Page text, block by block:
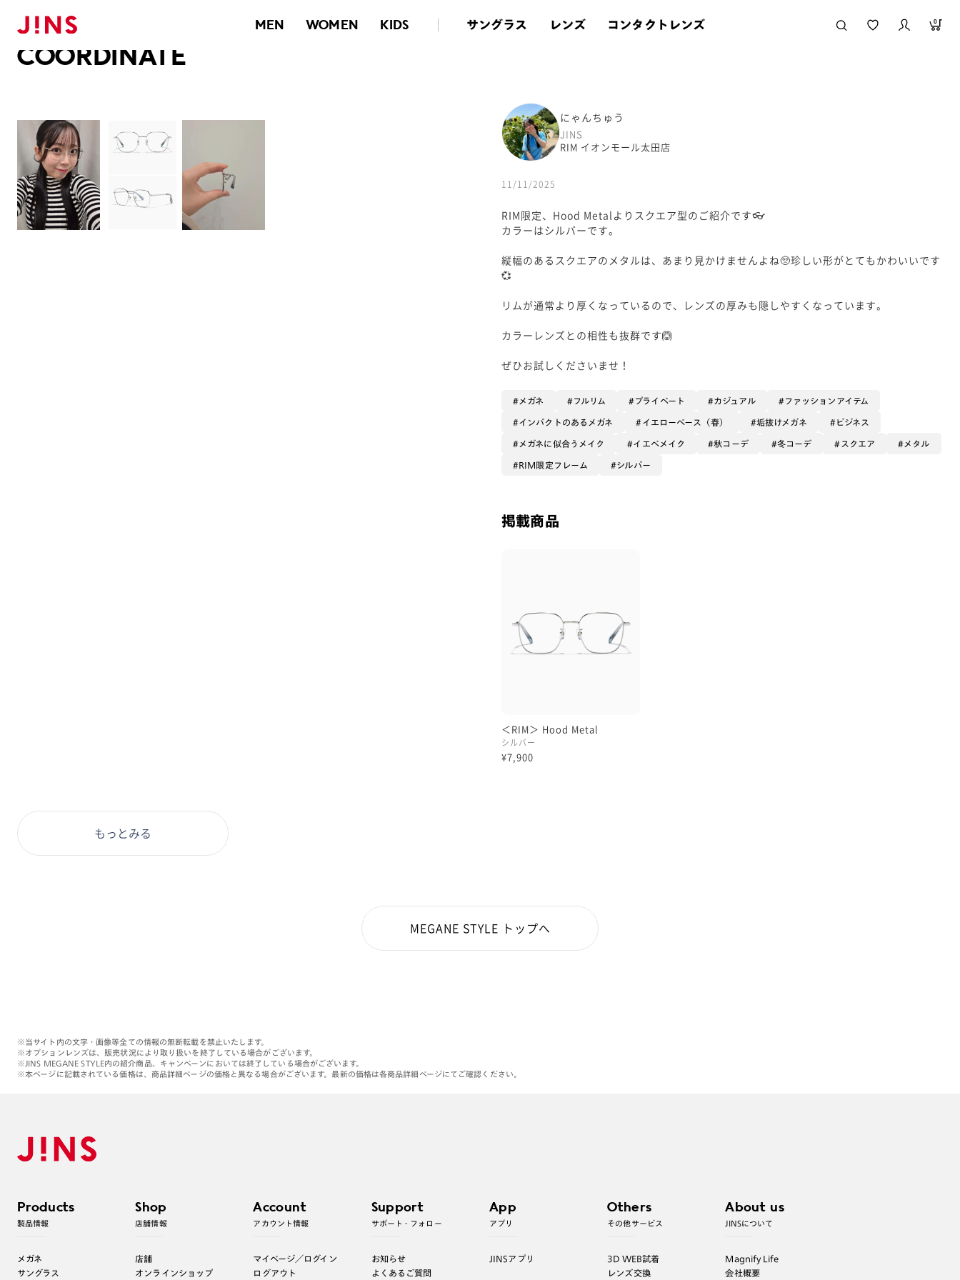
MEN WOMEN KIDS サングラス レンズ コンタクトレンズ 0
メガネのJINS TOP
COORDINATE
にゃんちゅう
JINS
RIM イオンモール太田店
11/11/2025
RIM限定、Hood Metalよりスクエア型のご紹介です👓
カラーはシルバーです。
縦幅のあるスクエアのメタルは、あまり見かけませんよね🥺珍しい形がとてもかわいいです
💞
リムが通常より厚くなっているので、レンズの厚みも隠しやすくなっています。
カラーレンズとの相性も抜群です🙆
ぜひお試しくださいませ！
メガネ フルリム プライベート カジュアル ファッションアイテム
インパクトのあるメガネ イエローベース（春） 垢抜けメガネ ビジネス
メガネに似合うメイク イエベメイク 秋コーデ 冬コーデ スクエア メタル
RIM限定フレーム シルバー
掲載商品
＜RIM＞ Hood Metal
シルバー
¥7,900
もっとみる
MEGANE STYLE トップへ
※当サイト内の文字・画像等全ての情報の無断転載を禁止いたします。
※オプションレンズは、販売状況により取り扱いを終了している場合がございます。
※JINS MEGANE STYLE内の紹介商品、キャンペーンにおいては終了している場合がございます。
※本ページに記載されている価格は、商品詳細ページの価格と異なる場合がございます。最新の価格は各商品詳細ページにてご確認ください。
Products
製品情報
メガネ
サングラス
Shop
店舗情報
店舗
オンラインショップ
Account
アカウント情報
マイページ／ログイン
ログアウト
Support
サポート・フォロー
お知らせ
よくあるご質問
App
アプリ
JINSアプリ
Others
その他サービス
3D WEB試着
レンズ交換
About us
JINSについて
Magnify Life
会社概要